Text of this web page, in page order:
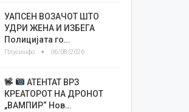
УАПСЕН ВОЗАЧОТ ШТО
УДРИ ЖЕНА И ИЗБЕГА
Полицијата го…
Плусинфо 06/08/2026
АТЕНТАТ ВРЗ
КРЕАТОРОТ НА ДРОНОТ
„ВАМПИР“ Нов…